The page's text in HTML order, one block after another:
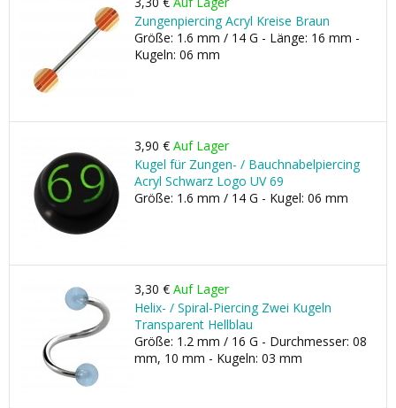
Zungenpiercing Acryl Kreise Braun
Größe: 1.6 mm / 14 G - Länge: 16 mm -
Kugeln: 06 mm
3,90 € Auf Lager
Kugel für Zungen- / Bauchnabelpiercing
Acryl Schwarz Logo UV 69
Größe: 1.6 mm / 14 G - Kugel: 06 mm
3,30 € Auf Lager
Helix- / Spiral-Piercing Zwei Kugeln
Transparent Hellblau
Größe: 1.2 mm / 16 G - Durchmesser: 08
mm, 10 mm - Kugeln: 03 mm